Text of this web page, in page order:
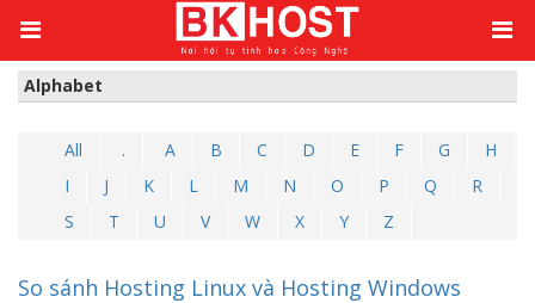
Kiến thức
Alphabet
All . A B C D E F G
H
I
J K L M N O P Q
R
S
T U V W X Y Z
So sánh Hosting Linux và Hosting Windows